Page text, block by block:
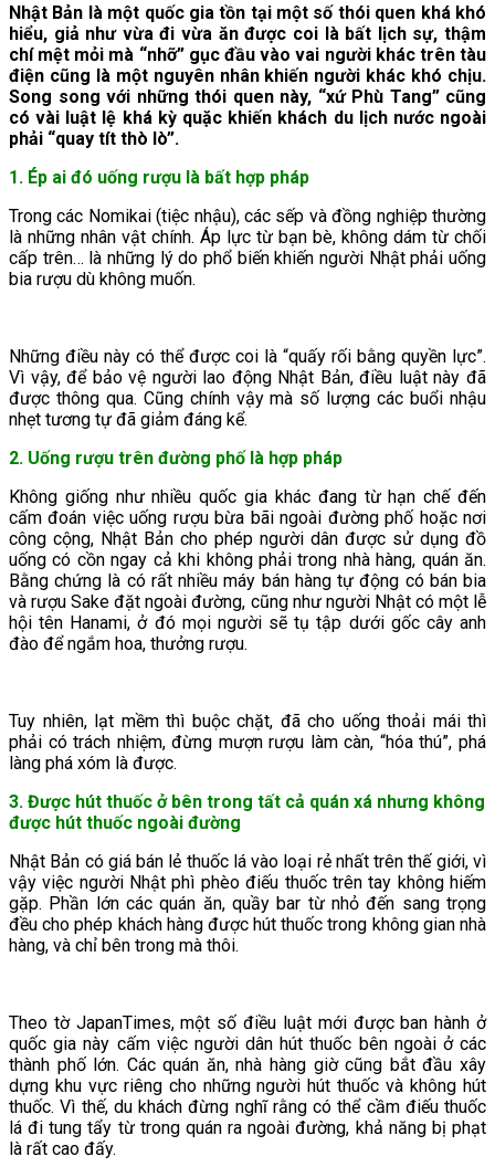
Nhật Bản là một quốc gia tồn tại một số thói quen khá khó
hiểu, giả như vừa đi vừa ăn được coi là bất lịch sự, thậm
chí mệt mỏi mà “nhỡ” gục đầu vào vai người khác trên tàu
điện cũng là một nguyên nhân khiến người khác khó chịu.
Song song với những thói quen này, “xứ Phù Tang” cũng
có vài luật lệ khá kỳ quặc khiến khách du lịch nước ngoài
phải “quay tít thò lò”.
1. Ép ai đó uống rượu là bất hợp pháp
Trong các Nomikai (tiệc nhậu), các sếp và đồng nghiệp thường
là những nhân vật chính. Áp lực từ bạn bè, không dám từ chối
cấp trên… là những lý do phổ biến khiến người Nhật phải uống
bia rượu dù không muốn.
Những điều này có thể được coi là “quấy rối bằng quyền lực”.
Vì vậy, để bảo vệ người lao động Nhật Bản, điều luật này đã
được thông qua. Cũng chính vậy mà số lượng các buổi nhậu
nhẹt tương tự đã giảm đáng kể.
2. Uống rượu trên đường phố là hợp pháp
Không giống như nhiều quốc gia khác đang từ hạn chế đến
cấm đoán việc uống rượu bừa bãi ngoài đường phố hoặc nơi
công cộng, Nhật Bản cho phép người dân được sử dụng đồ
uống có cồn ngay cả khi không phải trong nhà hàng, quán ăn.
Bằng chứng là có rất nhiều máy bán hàng tự động có bán bia
và rượu Sake đặt ngoài đường, cũng như người Nhật có một lễ
hội tên Hanami, ở đó mọi người sẽ tụ tập dưới gốc cây anh
đào để ngắm hoa, thưởng rượu.
Tuy nhiên, lạt mềm thì buộc chặt, đã cho uống thoải mái thì
phải có trách nhiệm, đừng mượn rượu làm càn, “hóa thú”, phá
làng phá xóm là được.
3. Được hút thuốc ở bên trong tất cả quán xá nhưng không
được hút thuốc ngoài đường
Nhật Bản có giá bán lẻ thuốc lá vào loại rẻ nhất trên thế giới, vì
vậy việc người Nhật phì phèo điếu thuốc trên tay không hiếm
gặp. Phần lớn các quán ăn, quầy bar từ nhỏ đến sang trọng
đều cho phép khách hàng được hút thuốc trong không gian nhà
hàng, và chỉ bên trong mà thôi.
Theo tờ JapanTimes, một số điều luật mới được ban hành ở
quốc gia này cấm việc người dân hút thuốc bên ngoài ở các
thành phố lớn. Các quán ăn, nhà hàng giờ cũng bắt đầu xây
dựng khu vực riêng cho những người hút thuốc và không hút
thuốc. Vì thế, du khách đừng nghĩ rằng có thể cầm điếu thuốc
lá đi tung tẩy từ trong quán ra ngoài đường, khả năng bị phạt
là rất cao đấy.